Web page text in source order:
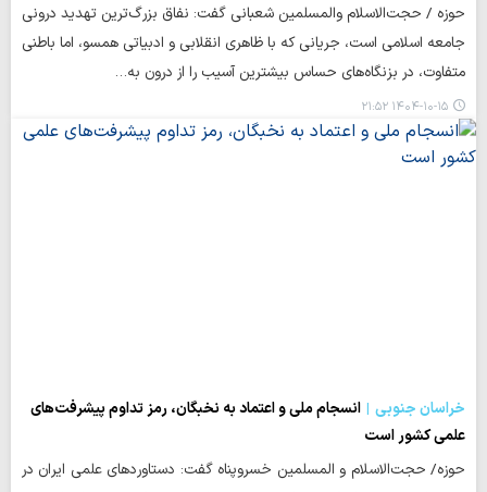
حوزه / حجت‌الاسلام والمسلمین شعبانی گفت: نفاق بزرگ‌ترین تهدید درونی
جامعه اسلامی است، جریانی که با ظاهری انقلابی و ادبیاتی همسو، اما باطنی
متفاوت، در بزنگاه‌های حساس بیشترین آسیب را از درون به…
۱۴۰۴-۱۰-۱۵ ۲۱:۵۲
خراسان جنوبی
انسجام ملی و اعتماد به نخبگان، رمز تداوم پیشرفت‌های
علمی کشور است
حوزه/ حجت‌الاسلام و المسلمین خسروپناه گفت: دستاوردهای علمی ایران در